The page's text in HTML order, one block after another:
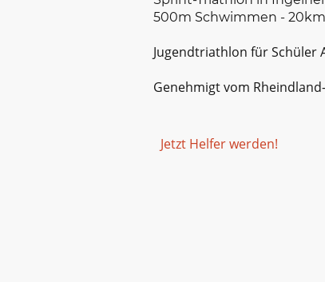
500m Schwimmen -
Jugendtriathlon für Schüler
Genehmigt vom
Jetzt Helfer werden!